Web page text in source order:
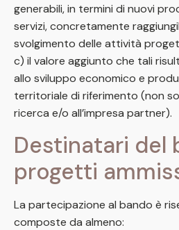
generabili, in termini di nuovi
servizi, concretamente
svolgimento delle attività
c) il valore aggiunto che tali
allo sviluppo economico e
territoriale di riferimento (non
ricerca e/o all’impresa partner).
Destinatari del
progetti
La partecipazione al bando è
composte da almeno: